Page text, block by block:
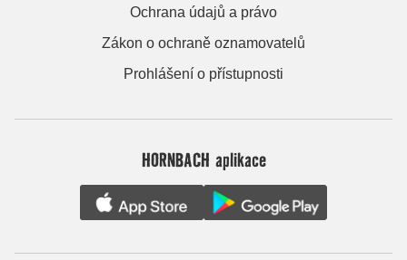
Ochrana údajů a právo
Zákon o ochraně oznamovatelů
Prohlášení o přístupnosti
HORNBACH aplikace